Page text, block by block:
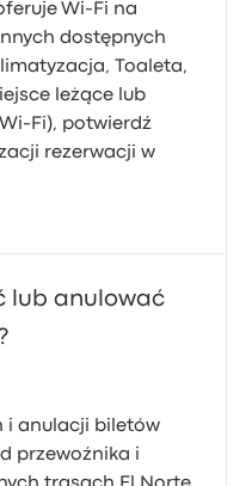
Wi-Fi na
dostępnych
Toaleta,
leżące lub
Fi), potwierdź
rezerwacji w
lub anulować
i anulacji biletów
przewoźnika i